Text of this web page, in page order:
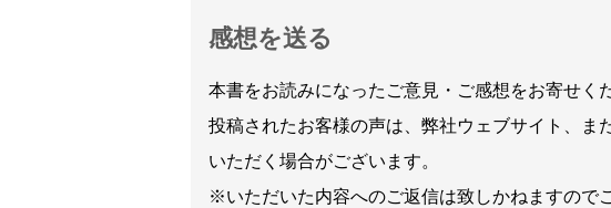
感想を送る
本書をお読みになったご意見・ご感想をお寄せく
投稿されたお客様の声は、弊社ウェブサイト、ま
いただく場合がございます。
※いただいた内容へのご返信は致しかねますので